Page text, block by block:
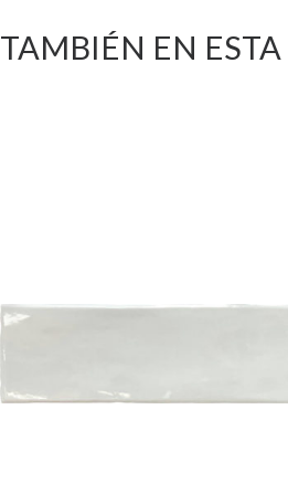
TAMBIÉN EN ESTA